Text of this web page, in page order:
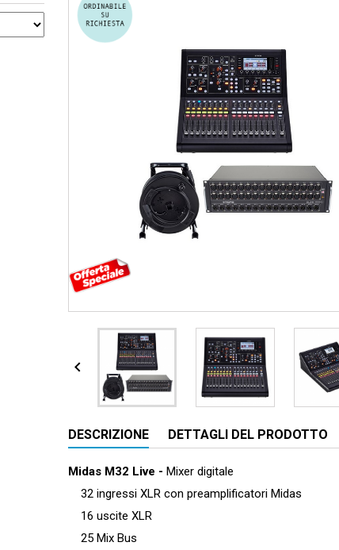

DESCRIZIONE DETTAGLI DEL PRODOTTO
Midas M32 Live - Mixer digitale
32 ingressi XLR con preamplificatori Midas
16 uscite XLR
25 Mix Bus